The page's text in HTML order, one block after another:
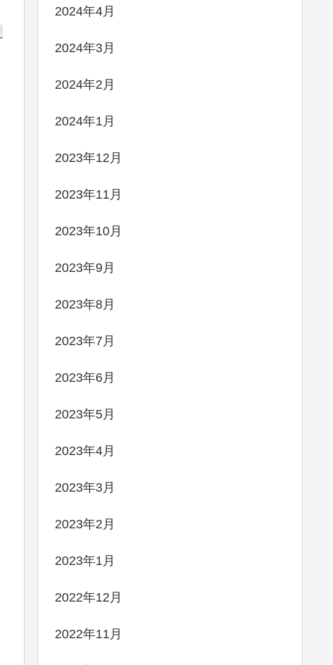
2024年4月
2024年3月
2024年2月
2024年1月
2023年12月
2023年11月
2023年10月
2023年9月
2023年8月
2023年7月
2023年6月
2023年5月
2023年4月
2023年3月
2023年2月
2023年1月
2022年12月
2022年11月